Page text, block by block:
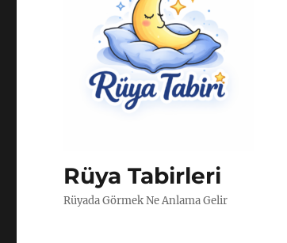
Rüya Tabirleri
Rüyada Görmek Ne Anlama Gelir